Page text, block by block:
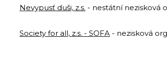
Nevypusť duši, z.s. - nestátní nezisková
Society for all, z.s. - SOFA - nezisková